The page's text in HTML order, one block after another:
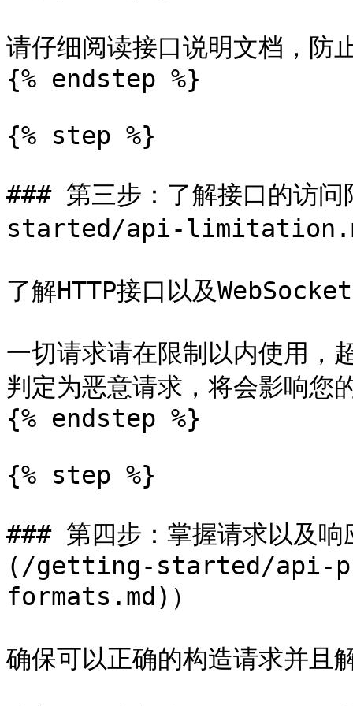
请仔细阅读接口说明文档，防
{% endstep %}
{% step %}
### 第三步：了解接口的
started/api-
了解HTTP接口以及
一切请求请在限制以内使用，
判定为恶意请求，将会影响
{% endstep %}
{% step %}
### 第四步：掌握请求以及
(/getting-started/api-
formats.md)）
确保可以正确的构造请求并且